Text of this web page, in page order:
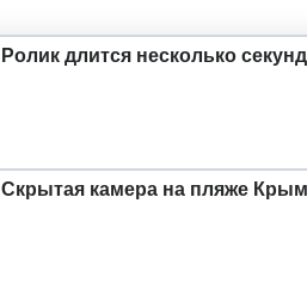
Ролик длится несколько
Скрытая камера на пляже